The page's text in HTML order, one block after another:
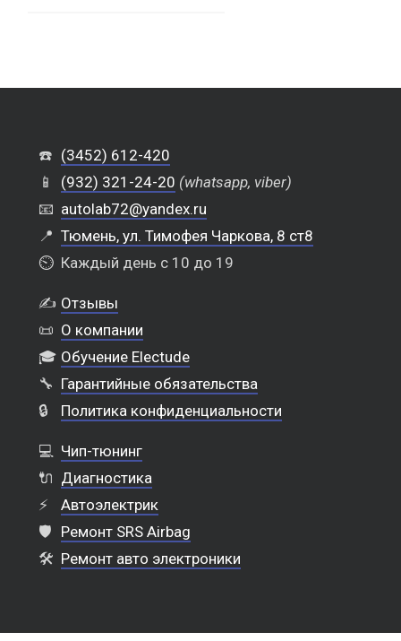
☎️ (3452) 612-420
📱
(932) 321-24-20 (whatsapp, viber)
📧 autolab72@yandex.ru
📍 Тюмень, ул. Тимофея Чаркова, 8 ст8
⏲️ Каждый день с 10 до 19
✍️ Отзывы
📜 О компании
🎓 Обучение Electude
🔧 Гарантийные обязательства
🔒
Политика конфиденциальности
💻 Чип-тюнинг
🔌 Диагностика
⚡
Автоэлектрик
🛡️ Ремонт SRS Airbag
🛠️ Ремонт авто электроники